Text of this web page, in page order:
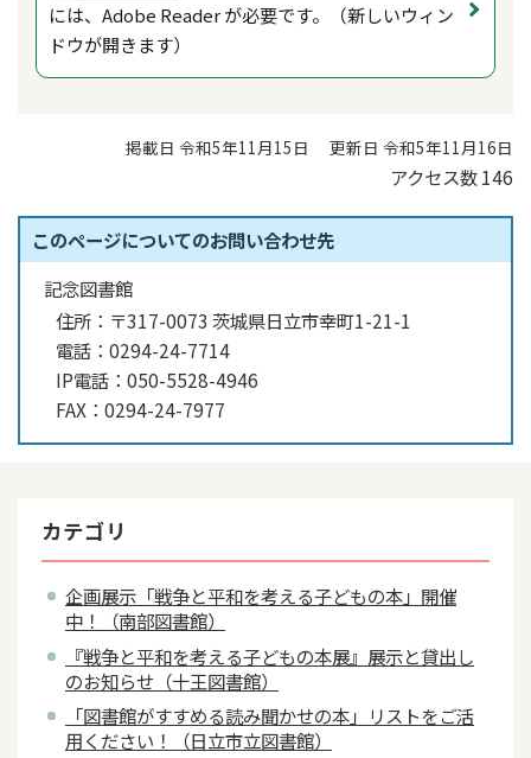
には、Adobe Reader が必要です。（新しいウィン
ドウが開きます）
掲載日 令和5年11月15日 更新日 令和5年11月16日
アクセス数146
このページについてのお問い合わせ先
記念図書館
住所： 〒317-0073 茨城県日立市幸町1-21-1
電話： 0294-24-7714
IP電話： 050-5528-4946
FAX： 0294-24-7977
カテゴリ
企画展示「戦争と平和を考える子どもの本」開催
中！（南部図書館）
『戦争と平和を考える子どもの本展』展示と貸出し
のお知らせ（十王図書館）
「図書館がすすめる読み聞かせの本」リストをご活
用ください！（日立市立図書館）